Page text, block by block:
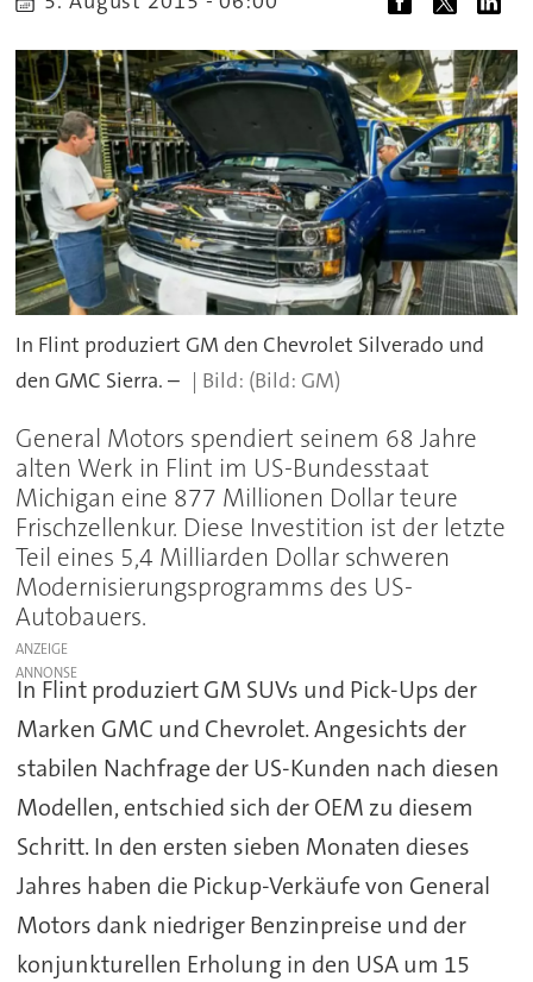
In Flint produziert GM den Chevrolet Silverado und
den GMC Sierra. –
(Bild: GM)
General Motors spendiert seinem 68 Jahre
alten Werk in Flint im US-Bundesstaat
Michigan eine 877 Millionen Dollar teure
Frischzellenkur. Diese Investition ist der letzte
Teil eines 5,4 Milliarden Dollar schweren
Modernisierungsprogramms des US-
Autobauers.
ANZEIGE
In Flint produziert GM SUVs und Pick-Ups der
Marken GMC und Chevrolet. Angesichts der
stabilen Nachfrage der US-Kunden nach diesen
Modellen, entschied sich der OEM zu diesem
Schritt. In den ersten sieben Monaten dieses
Jahres haben die Pickup-Verkäufe von General
Motors dank niedriger Benzinpreise und der
konjunkturellen Erholung in den USA um 15